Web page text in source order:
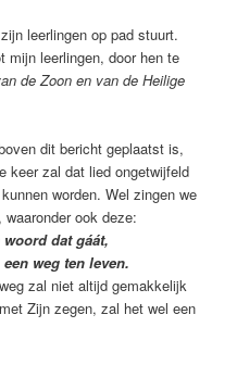
leerlingen op pad stuurt.
mijn leerlingen, door hen te
de Zoon en van de Heilige
dit bericht geplaatst is,
keer zal dat lied ongetwijfeld
worden. Wel zingen we
ook deze:
dat gáát,
weg ten leven.
zal niet altijd gemakkelijk
Zijn zegen, zal het wel een